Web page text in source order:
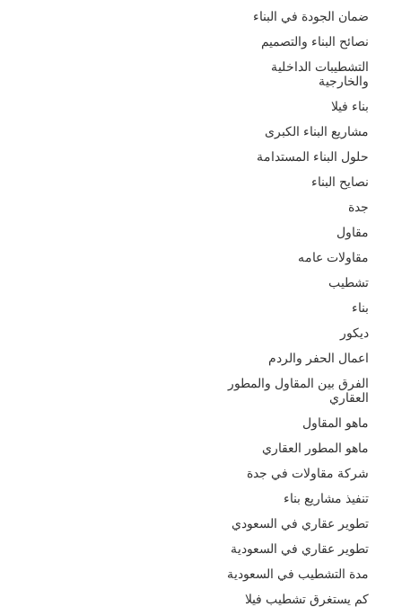
ضمان الجودة في البناء
نصائح البناء والتصميم
التشطيبات الداخلية
والخارجية
بناء فيلا
مشاريع البناء الكبرى
حلول البناء المستدامة
نصايح البناء
جدة
مقاول
مقاولات عامه
تشطيب
بناء
ديكور
اعمال الحفر والردم
الفرق بين المقاول والمطور
العقاري
ماهو المقاول
ماهو المطور العقاري
شركة مقاولات في جدة
تنفيذ مشاريع بناء
تطوير عقاري في السعودي
تطوير عقاري في السعودية
مدة التشطيب في السعودية
كم يستغرق تشطيب فيلا